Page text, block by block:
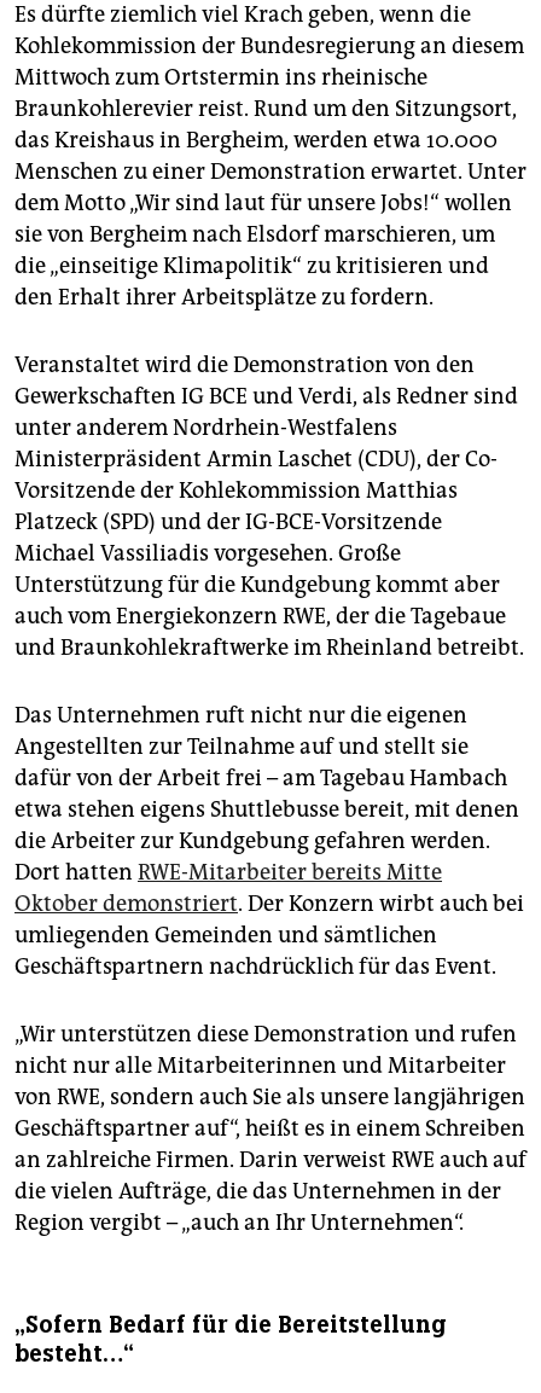
abo
genossenschaft
epaper login
Es dürfte ziemlich viel Krach geben, wenn die
Kohlekommission der Bundesregierung an diesem
Mittwoch zum Ortstermin ins rheinische
Braunkohlerevier reist. Rund um den Sitzungsort,
das Kreishaus in Bergheim, werden etwa 10.000
Menschen zu einer Demonstration erwartet. Unter
dem Motto „Wir sind laut für unsere Jobs!“ wollen
sie von Bergheim nach Elsdorf marschieren, um
die „einseitige Klimapolitik“ zu kritisieren und
den Erhalt ihrer Arbeitsplätze zu fordern.
Veranstaltet wird die Demonstration von den
Gewerkschaften IG BCE und Verdi, als Redner sind
unter anderem Nordrhein-Westfalens
Ministerpräsident Armin Laschet (CDU), der Co-
Vorsitzende der Kohlekommission Matthias
Platzeck (SPD) und der IG-BCE-Vorsitzende
Michael Vassiliadis vorgesehen. Große
Unterstützung für die Kundgebung kommt aber
auch vom Energiekonzern RWE, der die Tagebaue
und Braunkohlekraftwerke im Rheinland betreibt.
Das Unternehmen ruft nicht nur die eigenen
Angestellten zur Teilnahme auf und stellt sie
dafür von der Arbeit frei – am Tagebau Hambach
etwa stehen eigens Shuttlebusse bereit, mit denen
die Arbeiter zur Kundgebung gefahren werden.
Dort hatten RWE-Mitarbeiter bereits Mitte
Oktober demonstriert. Der Konzern wirbt auch bei
umliegenden Gemeinden und sämtlichen
Geschäftspartnern nachdrücklich für das Event.
„Wir unterstützen diese Demonstration und rufen
nicht nur alle Mitarbeiterinnen und Mitarbeiter
von RWE, sondern auch Sie als unsere langjährigen
Geschäftspartner auf“, heißt es in einem Schreiben
an zahlreiche Firmen. Darin verweist RWE auch auf
die vielen Aufträge, die das Unternehmen in der
Region vergibt – „auch an Ihr Unternehmen“.
„Sofern Bedarf für die Bereitstellung
besteht…“